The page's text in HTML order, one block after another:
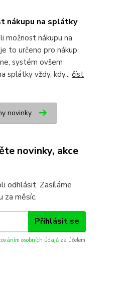
nákupu na splátky
možnost nákupu na
to určeno pro nákup
systém ovšem
splátky vždy, kdy... číst
novinky
novinky, akce
odhlásit. Zasíláme
za měsíc.
Přihlásit se
osobních údajů za účelem